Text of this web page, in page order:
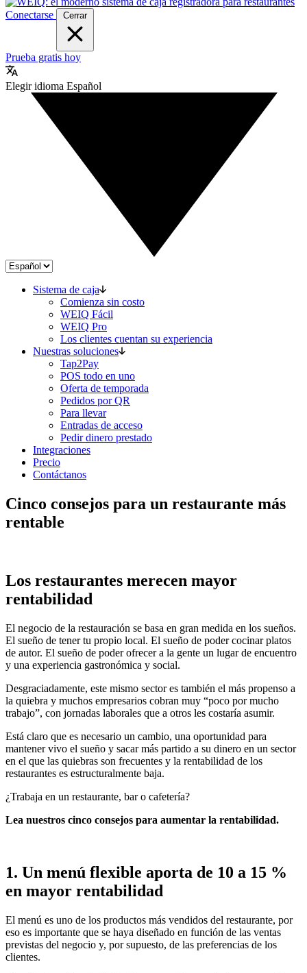
Conectarse Cerrar
Prueba gratis hoy
Elegir idioma Español
Sistema de caja
Comienza sin costo
WEIQ Fácil
WEIQ Pro
Los clientes cuentan su experiencia
Nuestras soluciones
Tap2Pay
POS todo en uno
Oferta de temporada
Pedidos por QR
Para llevar
Entradas de acceso
Pedir dinero prestado
Integraciones
Precio
Contáctanos
Cinco consejos para un restaurante más
rentable
Los restaurantes merecen mayor
rentabilidad
El negocio de la restauración se basa en gran medida en los sueños.
El sueño de tener tu propio local. El sueño de poder cocinar platos
de autor. El sueño de poder ofrecer a la gente un lugar de encuentro
y una experiencia gastronómica y social.
Desgraciadamente, este mismo sector es también el más propenso a
la quiebra y muchos empresarios cobran muy “poco por mucho
trabajo”, con jornadas laborales que a otros les costaría asumir.
Está claro que es necesario un cambio, una oportunidad para
mantener vivo el sueño y sacar más partido a su dinero en un sector
en el que las quiebras son frecuentes y la rentabilidad de los
restaurantes es estructuralmente baja.
¿Trabaja en un restaurante, bar o cafetería?
Lea nuestros cinco consejos para aumentar la rentabilidad.
1. Un menú flexible aporta de 10 a 15 %
en mayor rentabilidad
El menú es uno de los productos más vendidos del restaurante, por
eso es importante que se haya diseñado en función de las ventas
previstas del negocio y, por supuesto, de las preferencias de los
clientes.